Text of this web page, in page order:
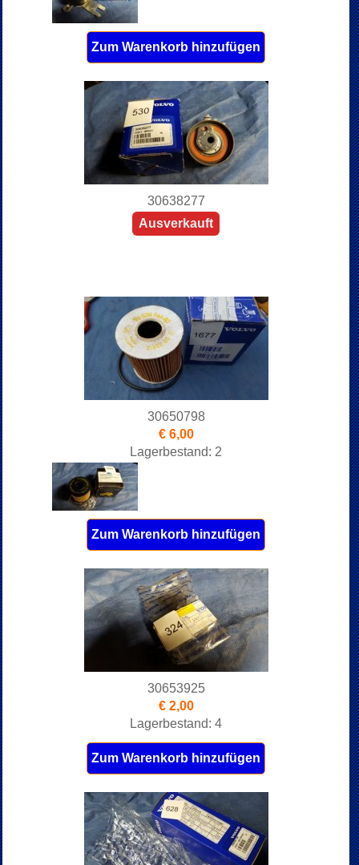
Zum Warenkorb hinzufügen
30638277
Ausverkauft
30650798
€ 6,00
Lagerbestand: 2
Zum Warenkorb hinzufügen
30653925
€ 2,00
Lagerbestand: 4
Zum Warenkorb hinzufügen